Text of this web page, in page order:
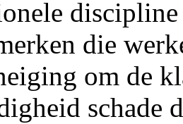
discipline
die
om de
schade